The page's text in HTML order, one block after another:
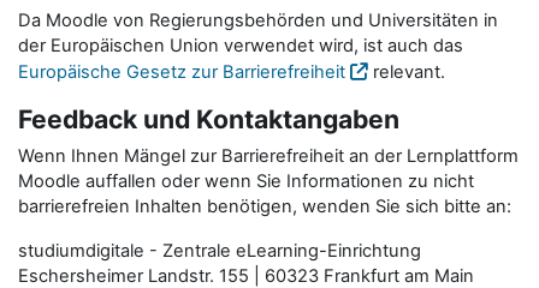
Da Moodle von Regierungsbehörden und Universitäten in
der Europäischen Union verwendet wird, ist auch das
Europäische Gesetz zur Barrierefreiheit
relevant.
Feedback und Kontaktangaben
Wenn Ihnen Mängel zur Barrierefreiheit an der Lernplattform
Moodle auffallen oder wenn Sie Informationen zu nicht
barrierefreien Inhalten benötigen, wenden Sie sich bitte an:
studiumdigitale - Zentrale eLearning-Einrichtung
Eschersheimer Landstr. 155 | 60323 Frankfurt am Main